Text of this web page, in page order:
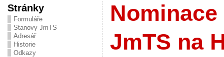
Stránky
Formuláře
Stanovy JmTS
Adresář
Historie
Odkazy
Nominace
JmTS na